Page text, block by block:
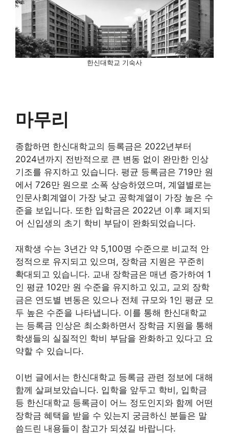
한신대학교 기숙사
마무리
종합하면 한신대학교의 등록금은 2022년부터
2024년까지 전반적으로 큰 변동 없이 완만한 인상
기조를 유지하고 있습니다. 평균 등록금은 719만 원
에서 726만 원으로 소폭 상승하였으며, 계열별로는
인문사회계열이 가장 낮고 공학계열이 가장 높은 수
준을 보입니다. 또한 입학금은 2022년 이후 폐지되
어 신입생의 초기 학비 부담이 완화되었습니다.
재학생 수는 3년간 약 5,100명 수준으로 비교적 안
정적으로 유지되고 있으며, 장학금 지원은 꾸준히
확대되고 있습니다. 교내 장학금은 매년 증가하여 1
인 평균 102만 원 수준을 유지하고 있고, 교외 장학
금은 연도별 변동은 있으나 전체 규모와 1인 평균 모
두 높은 수준을 나타냅니다. 이를 통해 한신대학교
는 등록금 인상은 최소화하면서 장학금 지원을 통해
학생들의 실질적인 학비 부담을 완화하고 있다고 요
약할 수 있습니다.
이번 글에서는 한신대학교 등록금 관련 정보에 대해
함께 살펴보았습니다. 입학을 앞두고 학비, 입학금
등 한신대학교 등록금이 어느 정도인지와 함께 어떤
장학금 혜택을 받을 수 있는지 궁금하신 분들은 말
씀드린 내용들이 참고가 되셨길 바랍니다.